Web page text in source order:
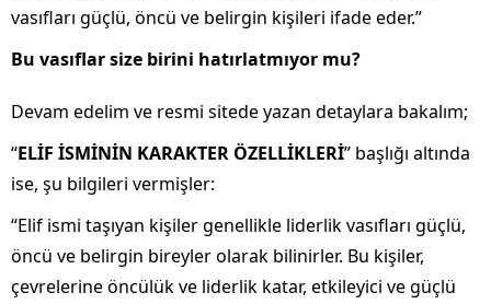
vasıfları güçlü, öncü ve belirgin kişileri ifade eder.”
Bu vasıflar size birini hatırlatmıyor mu?
Devam edelim ve resmi sitede yazan detaylara bakalım;
“ELİF İSMİNİN KARAKTER ÖZELLİKLERİ” başlığı altında
ise, şu bilgileri vermişler:
“Elif ismi taşıyan kişiler genellikle liderlik vasıfları güçlü,
öncü ve belirgin bireyler olarak bilinirler. Bu kişiler,
çevrelerine öncülük ve liderlik katar, etkileyici ve güçlü